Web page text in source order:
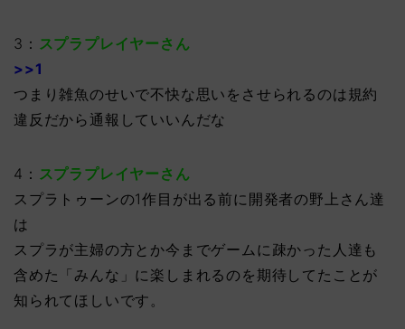
3： スプラプレイヤーさん
>>1
つまり雑魚のせいで不快な思いをさせられるのは規約
違反だから通報していいんだな
4： スプラプレイヤーさん
スプラトゥーンの1作目が出る前に開発者の野上さん達
は
スプラが主婦の方とか今までゲームに疎かった人達も
含めた「みんな」に楽しまれるのを期待してたことが
知られてほしいです。